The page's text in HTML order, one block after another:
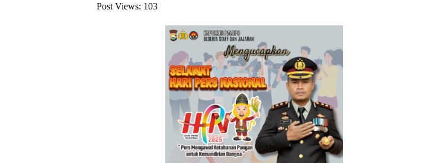
Post Views: 103